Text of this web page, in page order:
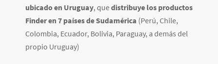
ubicado en Uruguay, quedistribuye los productos
Finder en 7 países de Sudamérica (Perú, Chile,
Colombia, Ecuador, Bolivia, Paraguay, a demás del
propio Uruguay)